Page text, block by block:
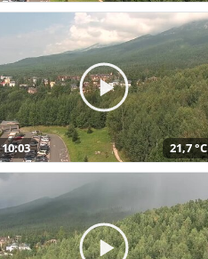
10:03 21,7 °C